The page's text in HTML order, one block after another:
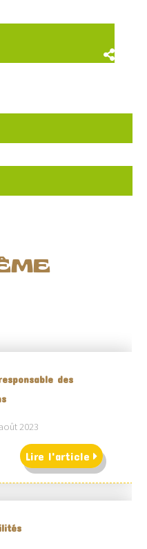
des
2023
Lire l'article